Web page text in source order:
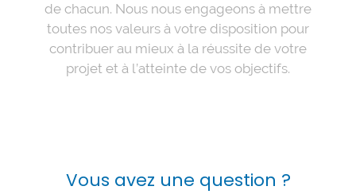
de chacun. Nous nous engageons à mettre
toutes nos valeurs à votre disposition pour
contribuer au mieux à la réussite de votre
projet et à l’atteinte de vos objectifs.
Vous avez une question ?